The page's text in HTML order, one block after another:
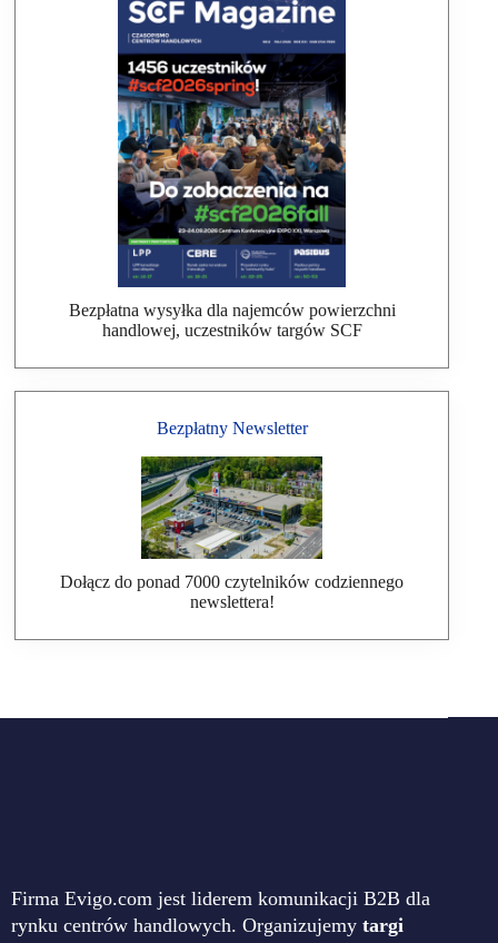
Bezpłatna wysyłka dla najemców powierzchni
handlowej, uczestników targów SCF
Bezpłatny Newsletter
Dołącz do ponad 7000 czytelników codziennego
newslettera!
Firma Evigo.com jest liderem komunikacji B2B dla
rynku centrów handlowych. Organizujemy targi